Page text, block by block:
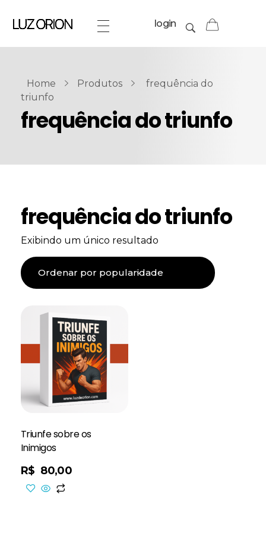
login
Home Produtos
frequência do
triunfo
frequência do triunfo
frequência do triunfo
Exibindo um único resultado
Triunfe sobre os
Inimigos
R$ 80,00